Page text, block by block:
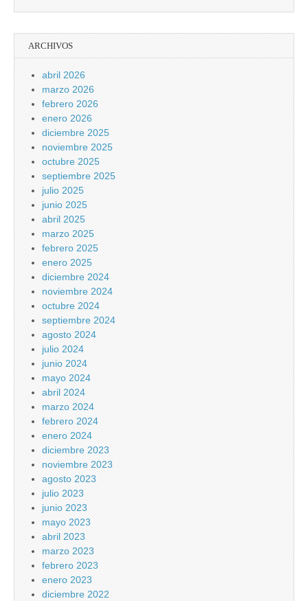
ARCHIVOS
abril 2026
marzo 2026
febrero 2026
enero 2026
diciembre 2025
noviembre 2025
octubre 2025
septiembre 2025
julio 2025
junio 2025
abril 2025
marzo 2025
febrero 2025
enero 2025
diciembre 2024
noviembre 2024
octubre 2024
septiembre 2024
agosto 2024
julio 2024
junio 2024
mayo 2024
abril 2024
marzo 2024
febrero 2024
enero 2024
diciembre 2023
noviembre 2023
agosto 2023
julio 2023
junio 2023
mayo 2023
abril 2023
marzo 2023
febrero 2023
enero 2023
diciembre 2022